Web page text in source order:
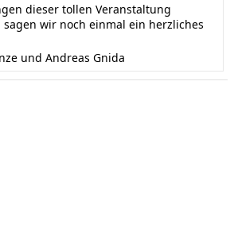
dieser tollen Veranstaltung
wir noch einmal ein herzliches
und Andreas Gnida